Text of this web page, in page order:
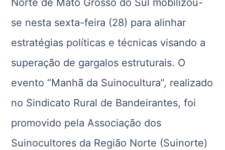
Norte de Mato Grosso do Sul mobilizou-
se nesta sexta-feira (28) para alinhar
estratégias políticas e técnicas visando a
superação de gargalos estruturais. O
evento “Manhã da Suinocultura”, realizado
no Sindicato Rural de Bandeirantes, foi
promovido pela Associação dos
Suinocultores da Região Norte (Suinorte)